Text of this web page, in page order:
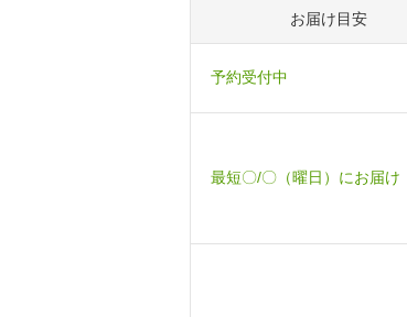
お届け目安
予約受付中
最短〇/〇（曜日）にお届け